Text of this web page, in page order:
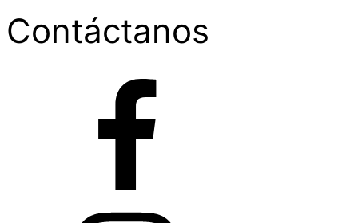
Contáctanos